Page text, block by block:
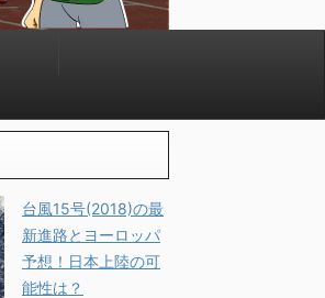
台風15号(2018)の最
新進路とヨーロッパ
予想！日本上陸の可
能性は？